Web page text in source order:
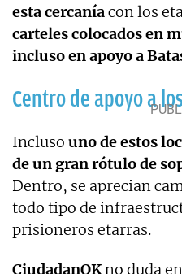
esta cercaníacon los
carteles colocados en
incluso en apoyo a
Centro de apoyo a
Incluso uno de estos
de un gran rótulo de
Dentro, se aprecian
todo tipo de
prisioneros etarras.
CiudadanOKno duda